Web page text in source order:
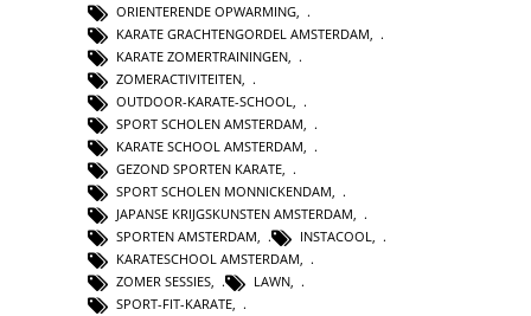
ORIENTERENDE OPWARMING
KARATE GRACHTENGORDEL AMSTERDAM
KARATE ZOMERTRAININGEN
ZOMERACTIVITEITEN
OUTDOOR-KARATE-SCHOOL
SPORT SCHOLEN AMSTERDAM
KARATE SCHOOL AMSTERDAM
GEZOND SPORTEN KARATE
SPORT SCHOLEN MONNICKENDAM,
JAPANSE KRIJGSKUNSTEN AMSTERDAM,
SPORTEN AMSTERDAM, INSTACOOL,
KARATESCHOOL AMSTERDAM,
ZOMER SESSIES, LAWN,
SPORT-FIT-KARATE,